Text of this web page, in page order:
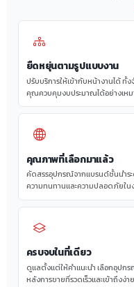
ยืดหยุ่นตามรูปแบบงาน
ปรับบริการให้เข้ากับหน้างานได้ ทั้ง
คุณควบคุมงบประมาณได้อย่างเหม
คุณภาพที่เลือกมาแล้ว
คัดสรรอุปกรณ์จากแบรนด์ชั้นนำระ
ความทนทานและความปลอดภัยใน
ครบจบในที่เดียว
ดูแลตั้งแต่ให้คำแนะนำ เลือกอุปกร
หลังการขายที่รวดเร็วและเข้าถึงง่าย